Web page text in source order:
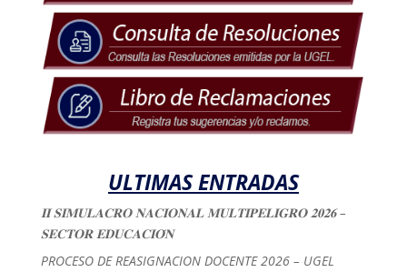
ULTIMAS ENTRADAS
𝐈𝐈 𝐒𝐈𝐌𝐔𝐋𝐀𝐂𝐑𝐎 𝐍𝐀𝐂𝐈𝐎𝐍𝐀𝐋 𝐌𝐔𝐋𝐓𝐈𝐏𝐄𝐋𝐈𝐆𝐑𝐎 𝟐𝟎𝟐𝟔 –
𝐒𝐄𝐂𝐓𝐎𝐑 𝐄𝐃𝐔𝐂𝐀𝐂𝐈𝐎́𝐍
PROCESO DE REASIGNACION DOCENTE 2026 – UGEL